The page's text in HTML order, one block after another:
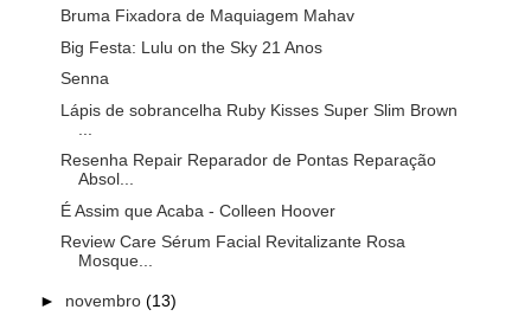
Bruma Fixadora de Maquiagem Mahav
Big Festa: Lulu on the Sky 21 Anos
Senna
Lápis de sobrancelha Ruby Kisses Super Slim Brown
Resenha Repair Reparador de Pontas Reparação
Absol...
É Assim que Acaba - Colleen Hoover
Review Care Sérum Facial Revitalizante Rosa
Mosque...
► novembro (13)